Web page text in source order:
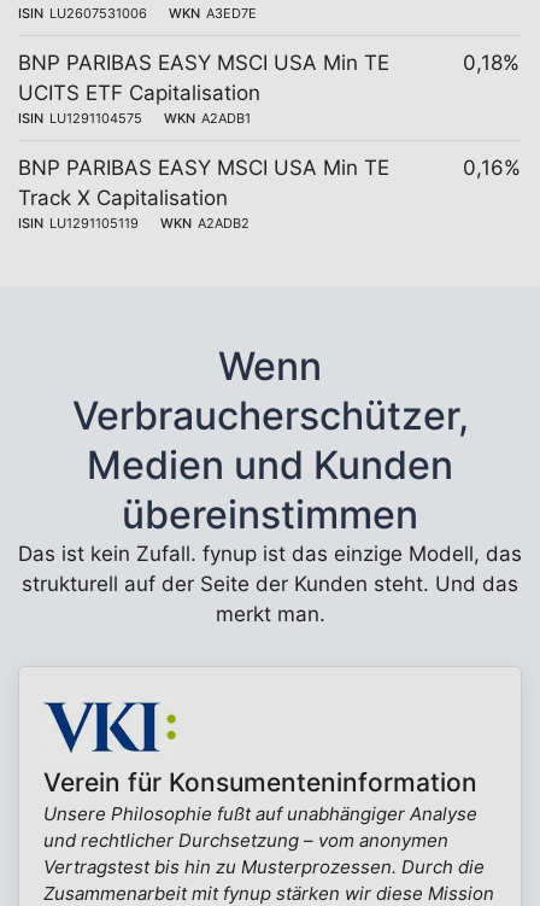
ISIN LU2607531006 WKN A3ED7E
BNP PARIBAS EASY MSCI USA Min TE
UCITS ETF Capitalisation
ISIN LU1291104575 WKN A2ADB1
0,18%
BNP PARIBAS EASY MSCI USA Min TE
Track X Capitalisation
ISIN LU1291105119 WKN A2ADB2
0,16%
Wenn
Verbraucherschützer,
Medien und Kunden
übereinstimmen
Das ist kein Zufall. fynup ist das einzige Modell, das
strukturell auf der Seite der Kunden steht. Und das
merkt man.
Verein für Konsumenteninformation
Unsere Philosophie fußt auf unabhängiger Analyse
und rechtlicher Durchsetzung – vom anonymen
Vertragstest bis hin zu Musterprozessen. Durch die
Zusammenarbeit mit fynup stärken wir diese Mission